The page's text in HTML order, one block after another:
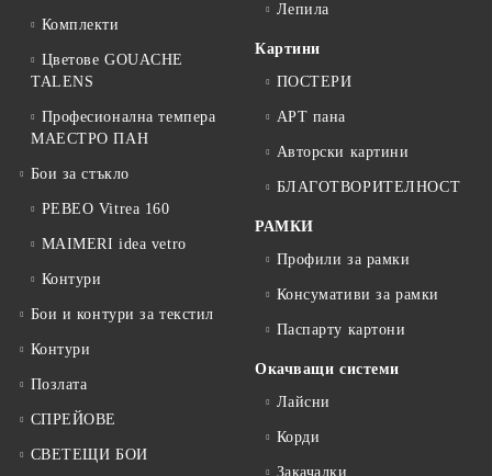
Комплекти
Цветове GOUACHE
TALENS
Професионална темпера
МАЕСТРО ПАН
Бои за стъкло
PEBEO Vitrea 160
MAIMERI idea vetro
Контури
Бои и контури за текстил
Контури
Позлата
СПРЕЙОВЕ
СВЕТЕЩИ БОИ
Лепила
Картини
ПОСТЕРИ
АРТ пана
Авторски картини
БЛАГОТВОРИТЕЛНОСТ
РАМКИ
Профили за рамки
Консумативи за рамки
Паспарту картони
Окачващи системи
Лайсни
Корди
Закачалки